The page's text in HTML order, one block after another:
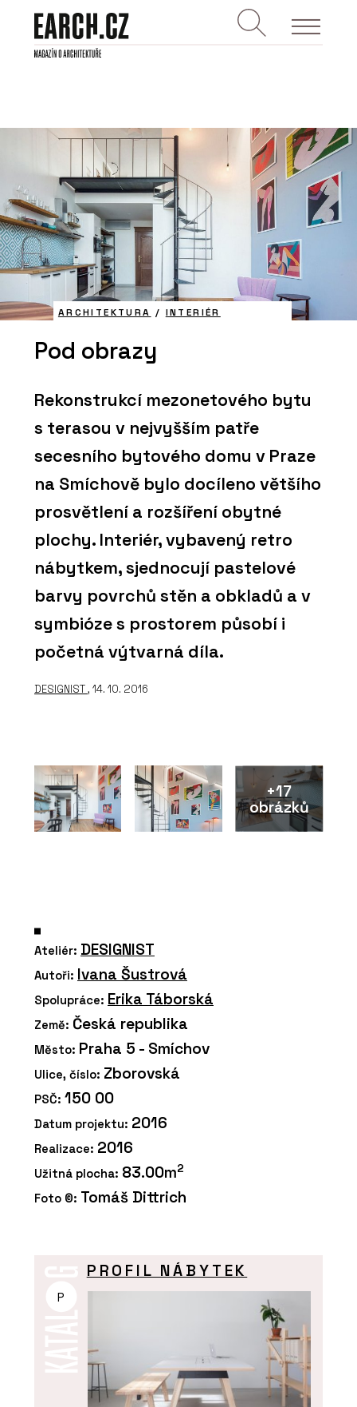
ARCHITEKTURA / INTERIÉR
Pod obrazy
Rekonstrukcí mezonetového bytu
s terasou v nejvyšším patře
secesního bytového domu v Praze
na Smíchově bylo docíleno většího
prosvětlení a rozšíření obytné
plochy. Interiér, vybavený retro
nábytkem, sjednocují pastelové
barvy povrchů stěn a obkladů a v
symbióze s prostorem působí i
početná výtvarná díla.
DESIGNIST, 14. 10. 2016
+17
obrázků
Ateliér: DESIGNIST
Autoři: Ivana Šustrová
Spolupráce: Erika Táborská
Země: Česká republika
Město: Praha 5 - Smíchov
Ulice, číslo: Zborovská
PSČ: 150 00
Datum projektu: 2016
Realizace: 2016
Užitná plocha: 83.00m2
Foto ©: Tomáš Dittrich
P
PROFIL NÁBYTEK